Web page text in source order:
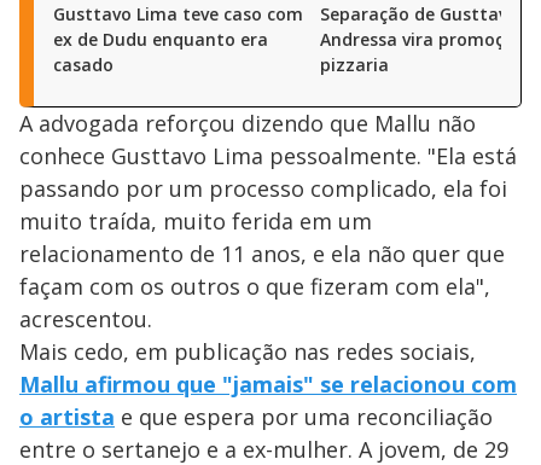
Gusttavo Lima teve caso com
ex de Dudu enquanto era
casado
Separação de Gusttavo
Andressa vira promoção
pizzaria
A advogada reforçou dizendo que Mallu não
conhece Gusttavo Lima pessoalmente. "Ela está
passando por um processo complicado, ela foi
muito traída, muito ferida em um
relacionamento de 11 anos, e ela não quer que
façam com os outros o que fizeram com ela",
acrescentou.
Mais cedo, em publicação nas redes sociais,
Mallu afirmou que "jamais" se relacionou com
o artista e que espera por uma reconciliação
entre o sertanejo e a ex-mulher. A jovem, de 29